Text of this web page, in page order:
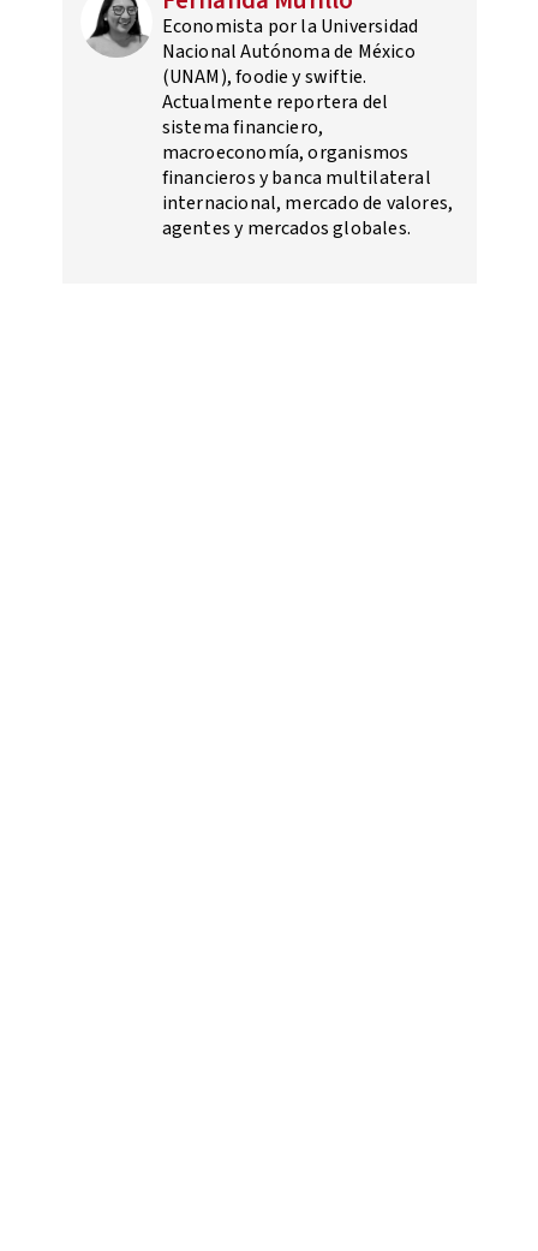
Economista por la Universidad
Nacional Autónoma de México
(UNAM), foodie y swiftie.
Actualmente reportera del
sistema financiero,
macroeconomía, organismos
financieros y banca multilateral
internacional, mercado de valores,
agentes y mercados globales.